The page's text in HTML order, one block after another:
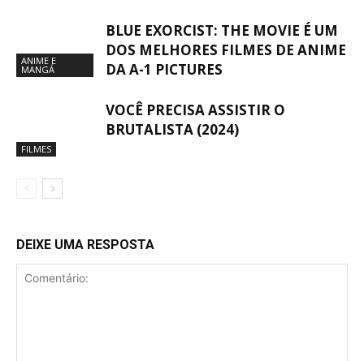
ANIME E
MANGÁ
BLUE EXORCIST: THE MOVIE É UM
DOS MELHORES FILMES DE ANIME
DA A-1 PICTURES
FILMES
VOCÊ PRECISA ASSISTIR O
BRUTALISTA (2024)
DEIXE UMA RESPOSTA